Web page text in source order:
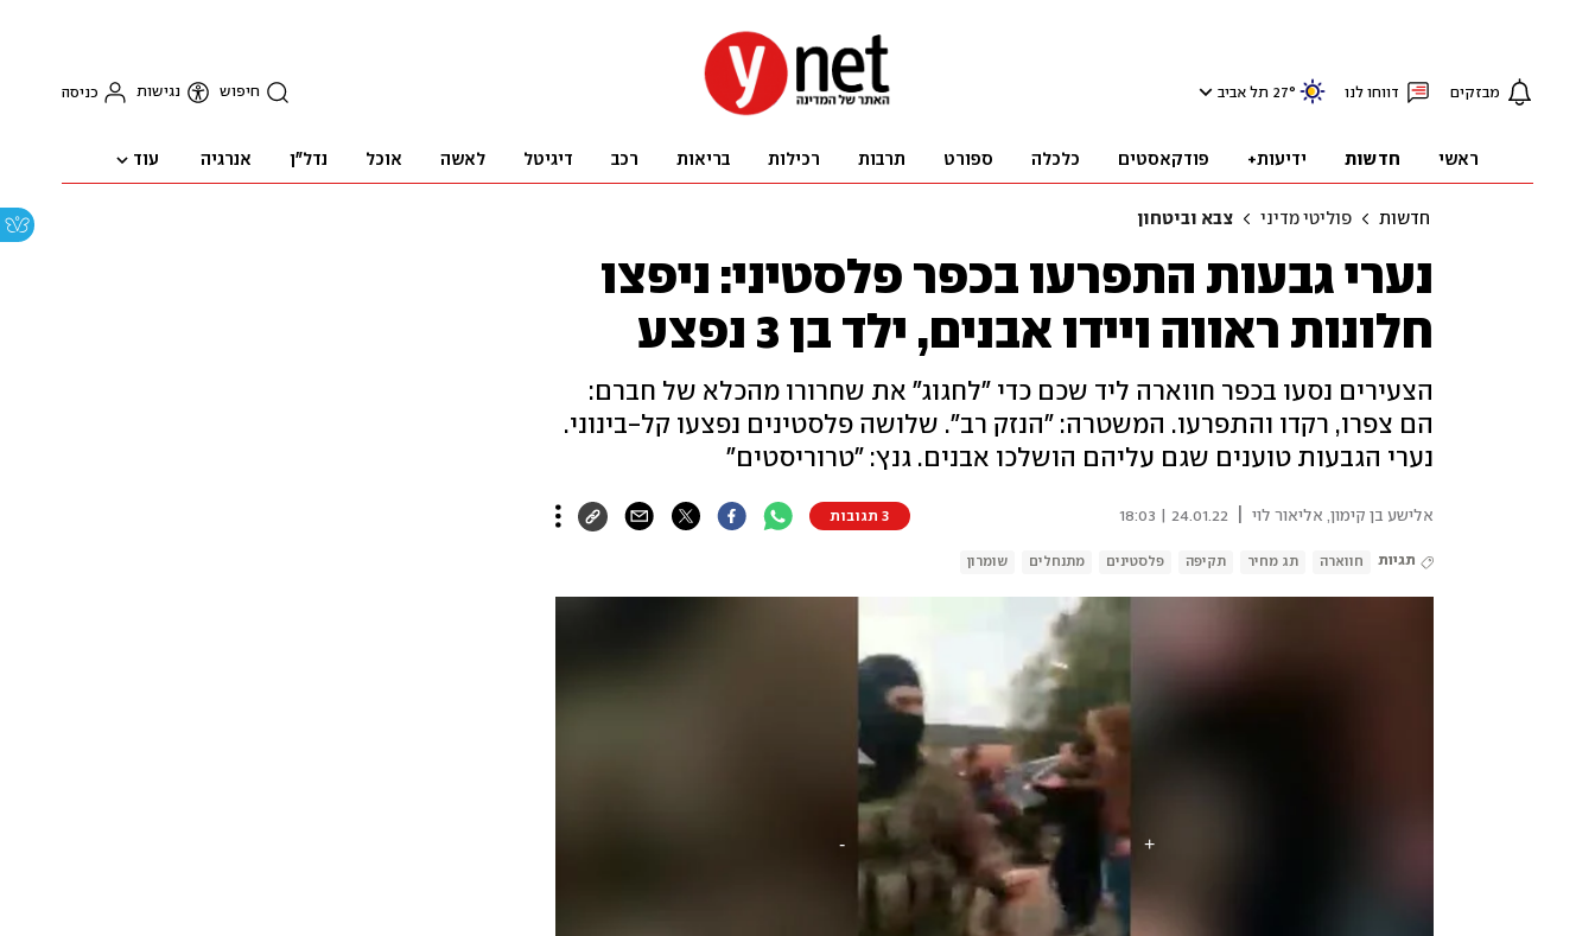
מבזקים דווחו לנו 27° תל אביב חיפוש נגישות כניסה
ראשי חדשות ידיעות+ פודקאסטים כלכלה ספורט תרבות רכילות בריאות רכב דיגיטל לאשה אוכל נדל"ן אנרגיה עוד
חדשות פוליטי מדיני צבא וביטחון
נערי גבעות התפרעו בכפר פלסטיני: ניפצו
חלונות ראווה ויידו אבנים, ילד בן 3 נפצע
הצעירים נסעו בכפר חווארה ליד שכם כדי "לחגוג" את שחרורו מהכלא של חברם:
הם צפרו, רקדו והתפרעו. המשטרה: "הנזק רב". שלושה פלסטינים נפצעו קל-בינוני.
נערי הגבעות טוענים שגם עליהם הושלכו אבנים. גנץ: "טרוריסטים"
אלישע בן קימון אליאור לוי 24.01.22 | 18:03 3 תגובות
תגיות חווארה תג מחיר תקיפה פלסטינים מתנחלים שומרון